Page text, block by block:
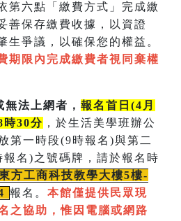
第六點「繳費方式」完成繳
善保存繳費收據，以資證
生爭議，以確保您的權益。
期限內完成繳費者視同棄權
法上網者， 報名首日(4月
時30分 ，於生活美學班辦公
第一時段(9時報名)與第二
報名)之號碼牌，請於報名時
方工商科技教學大樓5樓-
報名。本館僅提供民眾現
之協助，惟因電腦或網路